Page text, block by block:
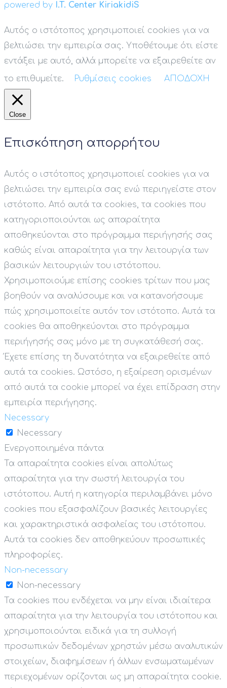
powered by I.T. Center KiriakidiS
Αυτός ο ιστότοπος χρησιμοποιεί cookies για να
βελτιώσει την εμπειρία σας. Υποθέτουμε ότι είστε
εντάξει με αυτό, αλλά μπορείτε να εξαιρεθείτε αν
το επιθυμείτε.
Ρυθμίσεις cookies ΑΠΟΔΟΧΗ
Close
Επισκόπηση απορρήτου
Αυτός ο ιστότοπος χρησιμοποιεί cookies για να
βελτιώσει την εμπειρία σας ενώ περιηγείστε στον
ιστότοπο. Από αυτά τα cookies, τα cookies που
κατηγοριοποιούνται ως απαραίτητα
αποθηκεύονται στο πρόγραμμα περιήγησής σας
καθώς είναι απαραίτητα για την λειτουργία των
βασικών λειτουργιών του ιστότοπου.
Χρησιμοποιούμε επίσης cookies τρίτων που μας
βοηθούν να αναλύσουμε και να κατανοήσουμε
πώς χρησιμοποιείτε αυτόν τον ιστότοπο. Αυτά τα
cookies θα αποθηκεύονται στο πρόγραμμα
περιήγησής σας μόνο με τη συγκατάθεσή σας.
Έχετε επίσης τη δυνατότητα να εξαιρεθείτε από
αυτά τα cookies. Ωστόσο, η εξαίρεση ορισμένων
από αυτά τα cookie μπορεί να έχει επίδραση στην
εμπειρία περιήγησης.
Necessary
Necessary
Ενεργοποιημένα πάντα
Τα απαραίτητα cookies είναι απολύτως
απαραίτητα για την σωστή λειτουργία του
ιστότοπου. Αυτή η κατηγορία περιλαμβάνει μόνο
cookies που εξασφαλίζουν βασικές λειτουργίες
και χαρακτηριστικά ασφαλείας του ιστότοπου.
Αυτά τα cookies δεν αποθηκεύουν προσωπικές
πληροφορίες.
Non-necessary
Non-necessary
Τα cookies που ενδέχεται να μην είναι ιδιαίτερα
απαραίτητα για την λειτουργία του ιστότοπου και
χρησιμοποιούνται ειδικά για τη συλλογή
προσωπικών δεδομένων χρηστών μέσω αναλυτικών
στοιχείων, διαφημίσεων ή άλλων ενσωματωμένων
περιεχομένων ορίζονται ως μη απαραίτητα cookie.